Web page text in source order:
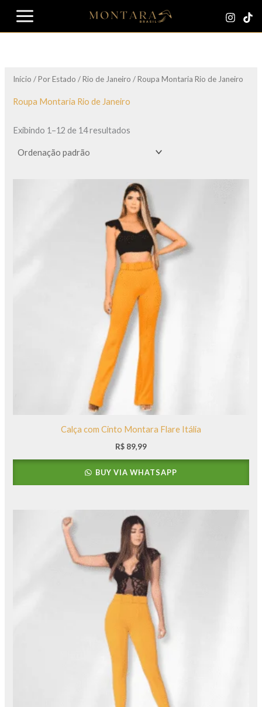
para
Início /Por Estado /Rio de Janeiro / Roupa Montaria Rio de Janeiro
Roupa Montaria Rio de Janeiro
Exibindo 1–12 de 14 resultados
Calça com Cinto Montara Flare Itália
R$ 89,99
BUY VIA WHATSAPP